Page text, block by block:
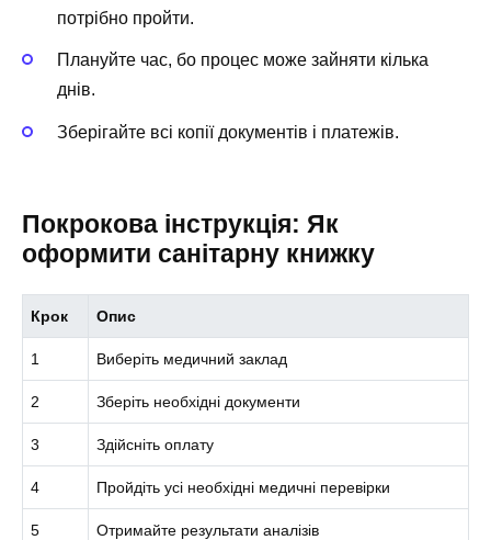
потрібно пройти.
Плануйте час, бо процес може зайняти кілька
днів.
Зберігайте всі копії документів і платежів.
Покрокова інструкція: Як
оформити санітарну книжку
Крок Опис
1 Виберіть медичний заклад
2 Зберіть необхідні документи
3 Здійсніть оплату
4 Пройдіть усі необхідні медичні перевірки
5 Отримайте результати аналізів